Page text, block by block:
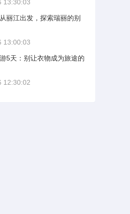
13:30:03
丽江出发，探索瑞丽的别
13:00:03
5天：别让衣物成为旅途的
12:30:02